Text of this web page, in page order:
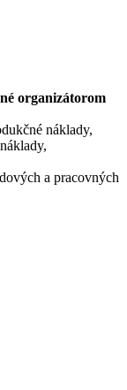
organizátorom
náklady,
a pracovných